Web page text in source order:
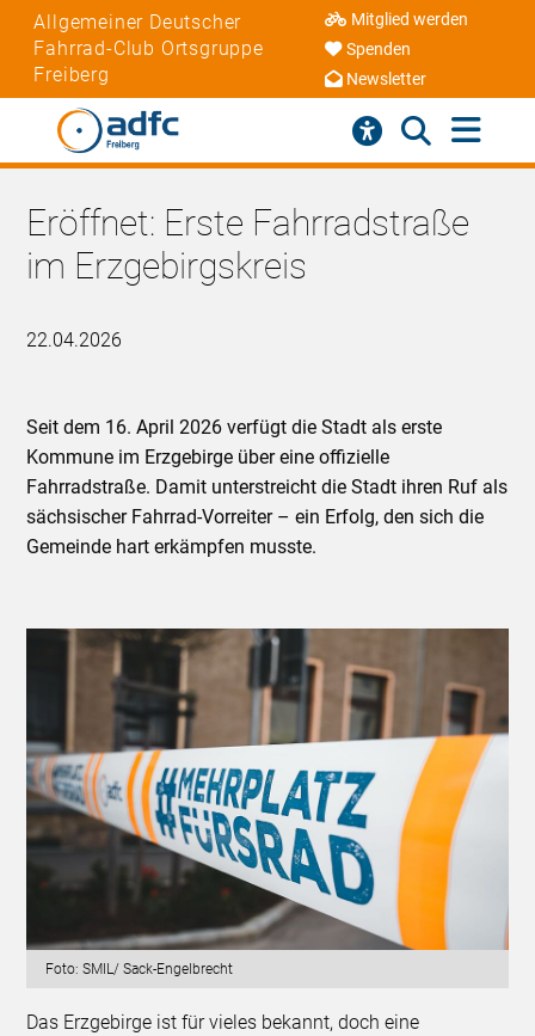
Allgemeiner Deutscher
Fahrrad-Club Ortsgruppe
Freiberg
Mitglied werden
Spenden
Newsletter
Eröffnet: Erste Fahrradstraße
im Erzgebirgskreis
22.04.2026
Seit dem 16. April 2026 verfügt die Stadt als erste
Kommune im Erzgebirge über eine offizielle
Fahrradstraße. Damit unterstreicht die Stadt ihren Ruf als
sächsischer Fahrrad-Vorreiter – ein Erfolg, den sich die
Gemeinde hart erkämpfen musste.
Foto: SMIL/ Sack-Engelbrecht
Das Erzgebirge ist für vieles bekannt, doch eine